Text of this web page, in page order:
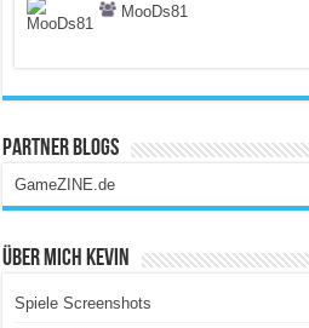
MooDs81
Partner Blogs
GameZINE.de
Über Mich Kevin
Spiele Screenshots